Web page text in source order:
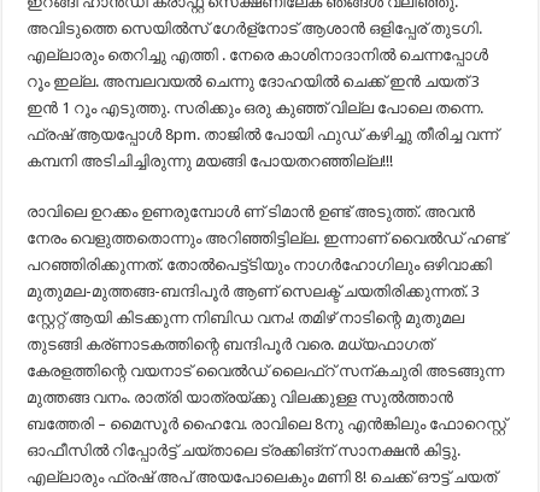
അവിടുത്തെ സെയിൽസ് ഗേർള്നോട് ആശാൻ ഒളിപ്പേര് തുടഗി.
എല്ലാരും തെറിച്ചു എത്തി . നേരെ കാശിനാദാനിൽ ചെന്നപ്പോൾ
റൂം ഇല്ല. അമ്പലവയൽ ചെന്നു ദോഹയിൽ ചെക്ക് ഇൻ ചയത് 3
ഇൻ 1 റൂം എടുത്തു. സരിക്കും ഒരു കുഞ്ഞ് വില്ല പോലെ തന്നെ.
ഫ്രഷ് ആയപ്പോൾ 8pm. താജിൽ പോയി ഫുഡ് കഴിച്ചു തീരിച്ച വന്ന്
കമ്പനി അടിചിച്ചിരുന്നു മയങ്ങി പോയതറഞ്ഞില്ല!!!
രാവിലെ ഉറക്കം ഉണരുമ്പോൾ ണ് ടിമാൻ ഉണ്ട് അടുത്ത്. അവൻ
നേരം വെളുത്തതൊന്നും അറിഞ്ഞിട്ടില്ല. ഇന്നാണ് വൈൽഡ് ഹണ്ട്
പറഞ്ഞിരിക്കുന്നത്. തോൽപെട്ട്ടിയും നാഗർഹോഗിലും ഒഴിവാക്കി
മുതുമല-മുത്തങ്ങ-ബന്ദിപൂർ ആണ് സെലക്ട് ചയതിരിക്കുന്നത്. 3
സ്റ്റേറ്റ് ആയി കിടക്കുന്ന നിബിഡ വനം! തമിഴ് നാടിന്റെ മുതുമല
തുടങ്ങി കര്ണാടകത്തിന്റെ ബന്ദിപൂർ വരെ. മധ്യഫാഗത്
കേരളത്തിന്റെ വയനാട് വൈൽഡ് ലൈഫ്റ് സന്കചുരി അടങ്ങുന്ന
മുത്തങ്ങ വനം. രാത്രി യാത്രയ്ക്കു വിലക്കുള്ള സുൽത്താൻ
ബത്തേരി – മൈസൂർ ഹൈവേ. രാവിലെ 8നു എൻങ്കിലും ഫോറെസ്റ്റ്
ഓഫീസിൽ റിപ്പോർട്ട് ചയ്താലെ ട്രക്കിങ്‌ന് സാനക്ഷൻ കിട്ടു.
എല്ലാരും ഫ്രഷ് അപ് അയപോലെകും മണി 8! ചെക്ക് ഔട്ട് ചയത്